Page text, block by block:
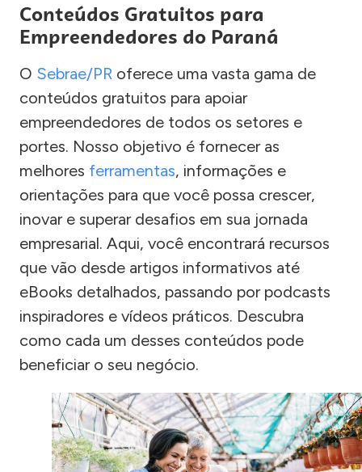
Conteúdos Gratuitos para
Empreendedores do Paraná
O Sebrae/PR oferece uma vasta gama de
conteúdos gratuitos para apoiar
empreendedores de todos os setores e
portes. Nosso objetivo é fornecer as
melhores ferramentas, informações e
orientações para que você possa crescer,
inovar e superar desafios em sua jornada
empresarial. Aqui, você encontrará recursos
que vão desde artigos informativos até
eBooks detalhados, passando por podcasts
inspiradores e vídeos práticos. Descubra
como cada um desses conteúdos pode
beneficiar o seu negócio.